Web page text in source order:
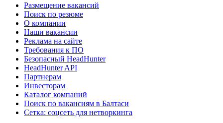
Размещение вакансий
Поиск по резюме
О компании
Наши вакансии
Реклама на сайте
Требования к ПО
Безопасный HeadHunter
HeadHunter API
Партнерам
Инвесторам
Каталог компаний
Поиск по вакансиям в Балтаси
Сетка: соцсеть для нетворкинга